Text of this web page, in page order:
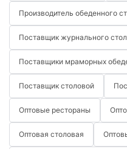
Производитель обеденного
Поставщик журнального
Поставщики мраморных
Поставщик столовой
Оптовые рестораны
Оптовая столовая